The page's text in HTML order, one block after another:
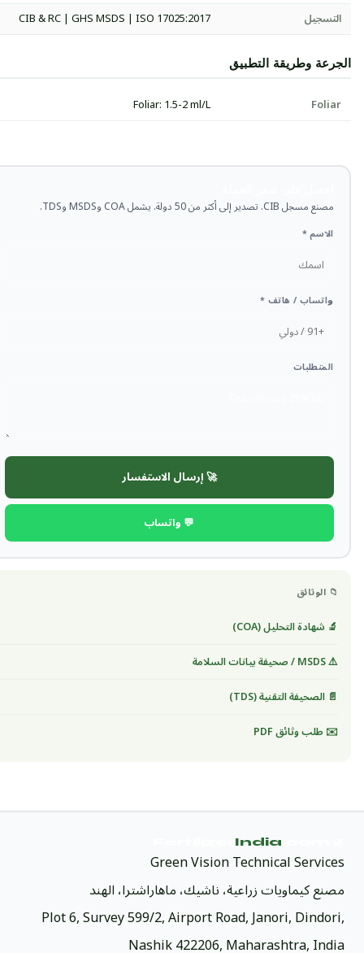
التسجيل
CIB & RC | GHS MSDS | ISO 17025:2017
الجرعة وطريقة التطبيق
Foliar
Foliar: 1.5-2 ml/L
مصنع مسجل CIB. تصدير إلى أكثر من 50 دولة. يشمل COA وMSDS وTDS.
الاسم *
واتساب / هاتف *
المتطلبات
🚀 إرسال الاستفسار
💬 واتساب
📁 الوثائق
🔬 شهادة التحليل (COA)
⚠️ MSDS / صحيفة بيانات السلامة
📄 الصحيفة التقنية (TDS)
✉️ طلب وثائق PDF
India
Green Vision Technical Services
مصنع كيماويات زراعية، ناشيك، ماهاراشترا، الهند
Plot 6, Survey 599/2, Airport Road, Janori, Dindori,
Nashik 422206, Maharashtra, India